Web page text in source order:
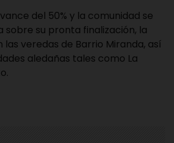
del 50% y la comunidad se
su pronta finalización, la
veredas de Barrio Miranda, así
aledañas tales como La